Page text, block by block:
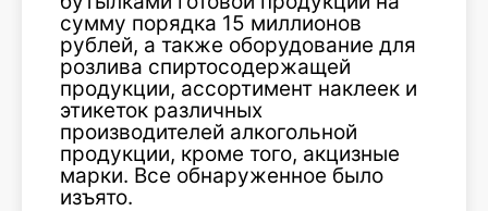
сумму порядка 15 миллионов
рублей, а также оборудование для
розлива спиртосодержащей
продукции, ассортимент наклеек и
этикеток различных
производителей алкогольной
продукции, кроме того, акцизные
марки. Все обнаруженное было
изъято.